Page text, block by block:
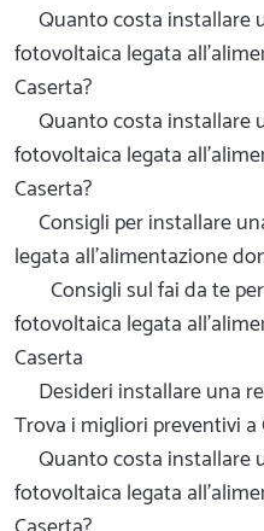
Quanto costa installare
fotovoltaica legata
Caserta?
Quanto costa installare
fotovoltaica legata
Caserta?
Consigli per installare
legata all'alimentazione
Consigli sul fai da te
fotovoltaica legata
Caserta
Desideri installare una
Trova i migliori preventivi a
Quanto costa installare
fotovoltaica legata